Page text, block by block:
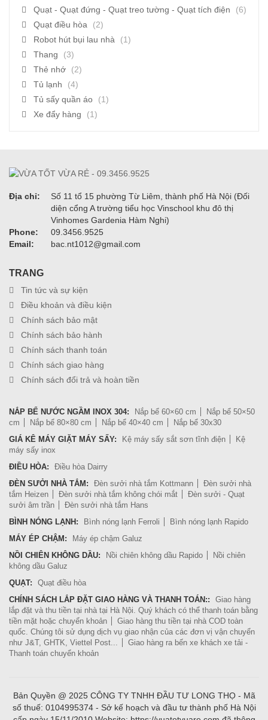
Quạt - Quạt đứng - Quạt treo tường - Quạt tích điện
(6)
Quạt điều hòa
(2)
Robot hút bụi lau nhà
(1)
Thang
(3)
Thẻ nhớ
(2)
Tủ lạnh
(4)
Tủ sấy quần áo
(1)
Xe đẩy hàng
(1)
Địa chỉ:
Số 11 tổ 15 phường Từ Liêm, thành phố Hà Nội (Đối
diện cổng A trường tiểu học Vinschool khu đô thị
Vinhomes Gardenia Hàm Nghi)
Phone:
09.3456.9525
Email:
bac.nt1012@gmail.com
TRANG
Tin tức và sự kiện
Điều khoản và điều kiện
Chính sách bảo mật
Chính sách bảo hành
Chính sách thanh toán
Chính sách giao hàng
Chính sách đổi trả và hoàn tiền
NẮP BỂ NƯỚC NGẦM INOX 304: Nắp bể 60×60 cm
Nắp bể 50×50
cm
Nắp bể 80×80 cm Nắp bể 40×40 cm
Nắp bể 30x30
GIÁ KÊ MÁY GIẶT MÁY SẤY:
Kệ máy sấy sắt sơn tĩnh điện
Kệ
máy sấy inox
ĐIỀU HÒA:
Điều hòa Dairry
ĐÈN SƯỞI NHÀ TẮM:
Đèn sưởi nhà tắm Kottmann
Đèn sưởi nhà
tắm Heizen
Đèn sưởi nhà tắm không chói mắt
Đèn sưởi - Quạt
sưởi âm trần
Đèn sưởi nhà tắm Hans
BÌNH NÓNG LẠNH:
Bình nóng lạnh Ferroli
Bình nóng lạnh Rapido
MÁY ÉP CHẬM:
Máy ép chậm Galuz
NỒI CHIÊN KHÔNG DẦU:
Nồi chiên không dầu Rapido
Nồi chiên
không dầu Galuz
QUẠT:
Quạt điều hòa
CHÍNH SÁCH LẮP ĐẶT GIAO HÀNG VÀ THANH TOÁN::
Giao hàng
lắp đặt và thu tiền tại nhà tại Hà Nội. Quý khách có thể thanh toán bằng
tiền mặt hoặc chuyển khoản
Giao hàng thu tiền tại nhà COD toàn
quốc. Chúng tôi sử dụng dịch vụ giao nhận của các đơn vị vận chuyển
như J&T, GHTK, Viettel Post...
Giao hàng ra bến xe khách xe tải -
Thanh toán chuyển khoản
Bản Quyền @ 2025 CÔNG TY TNHH ĐẦU TƯ LONG THỌ - Mã
số thuế: 0104995374 - Sở kế hoạch và đầu tư thành phố Hà Nội